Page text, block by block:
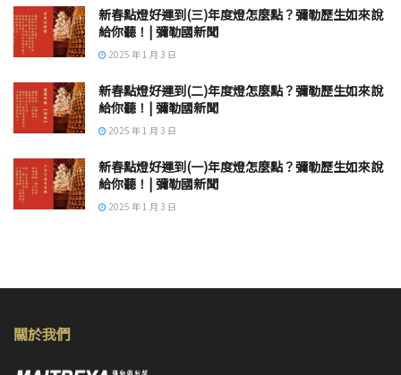
新春點燈好運到(三)年度燈怎麼點？彌勒歷生如來說
給你聽！| 彌勒國新聞
2025 年 1 月 3 日
新春點燈好運到(二)年度燈怎麼點？彌勒歷生如來說
給你聽！| 彌勒國新聞
2025 年 1 月 3 日
新春點燈好運到(一)年度燈怎麼點？彌勒歷生如來說
給你聽！| 彌勒國新聞
2025 年 1 月 3 日
關於我們